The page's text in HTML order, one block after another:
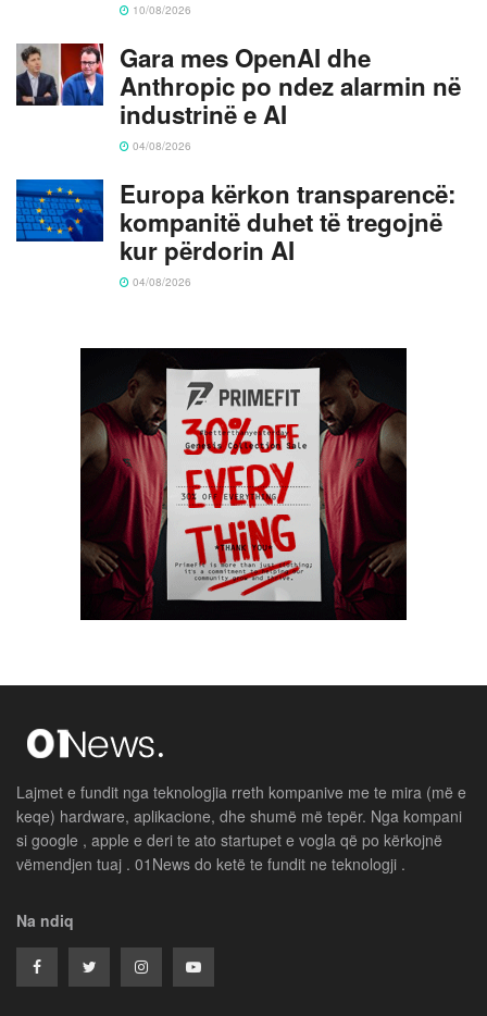
10/08/2026
Gara mes OpenAI dhe
Anthropic po ndez alarmin në
industrinë e AI
04/08/2026
Europa kërkon transparencë:
kompanitë duhet të tregojnë
kur përdorin AI
04/08/2026
Lajmet e fundit nga teknologjia rreth kompanive me te mira (më e
keqe) hardware, aplikacione, dhe shumë më tepër. Nga kompani
si google , apple e deri te ato startupet e vogla që po kërkojnë
vëmendjen tuaj . 01News do ketë te fundit ne teknologji .
Na ndiq